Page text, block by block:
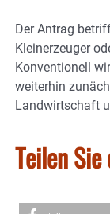
Der Antrag
Kleinerzeuger
Konventionell
weiterhin
Landwirtschaft
Teilen